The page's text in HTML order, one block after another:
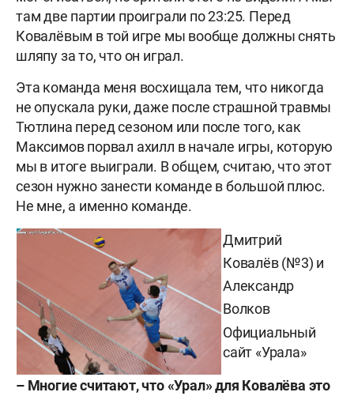
там две партии проиграли по 23:25. Перед
Ковалёвым в той игре мы вообще должны снять
шляпу за то, что он играл.
Эта команда меня восхищала тем, что никогда
не опускала руки, даже после страшной травмы
Тютлина перед сезоном или после того, как
Максимов порвал ахилл в начале игры, которую
мы в итоге выиграли. В общем, считаю, что этот
сезон нужно занести команде в большой плюс.
Не мне, а именно команде.
Дмитрий
Ковалёв (№3) и
Александр
Волков
Официальный
сайт «Урала»
– Многие считают, что «Урал» для Ковалёва это